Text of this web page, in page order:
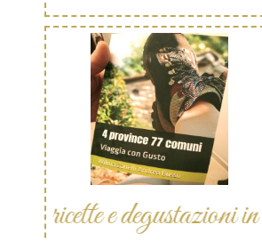
e degustazioni in viaggio